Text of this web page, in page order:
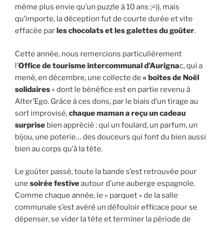
même plus envie qu’un puzzle à 10 ans ;=)), mais
qu’importe, la déception fut de courte durée et vite
effacée parles chocolats et les galettes du goûter.
Cette année, nous remercions particulièrement
l’Office de tourisme intercommunal d’Aurignac, qui a
mené, en décembre, une collecte de « boîtes de Noël
solidaires » dont le bénéfice est en partie revenu à
Alter’Ego. Grâce à ces dons, par le biais d’un tirage au
sort improvisé,chaque maman a reçu un cadeau
surprise bien apprécié : qui un foulard, un parfum, un
bijou, une poterie… des douceurs qui font du bien aussi
bien au corps qu’à la tête.
Le goûter passé, toute la bande s’est retrouvée pour
une soirée festiveautour d’une auberge espagnole.
Comme chaque année, le « parquet » de la salle
communale s’est avéré un défouloir efficace pour se
dépenser, se vider la tête et terminer la période de